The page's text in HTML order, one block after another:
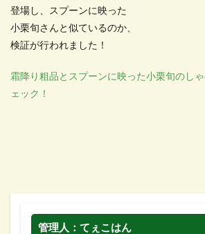
登場し、スプーンに映った
小栗旬さんと似ているのか、
検証が行われました！
霜降り粗品とスプーンに映った小栗旬のし
ェック！
管理人：てぇこはん